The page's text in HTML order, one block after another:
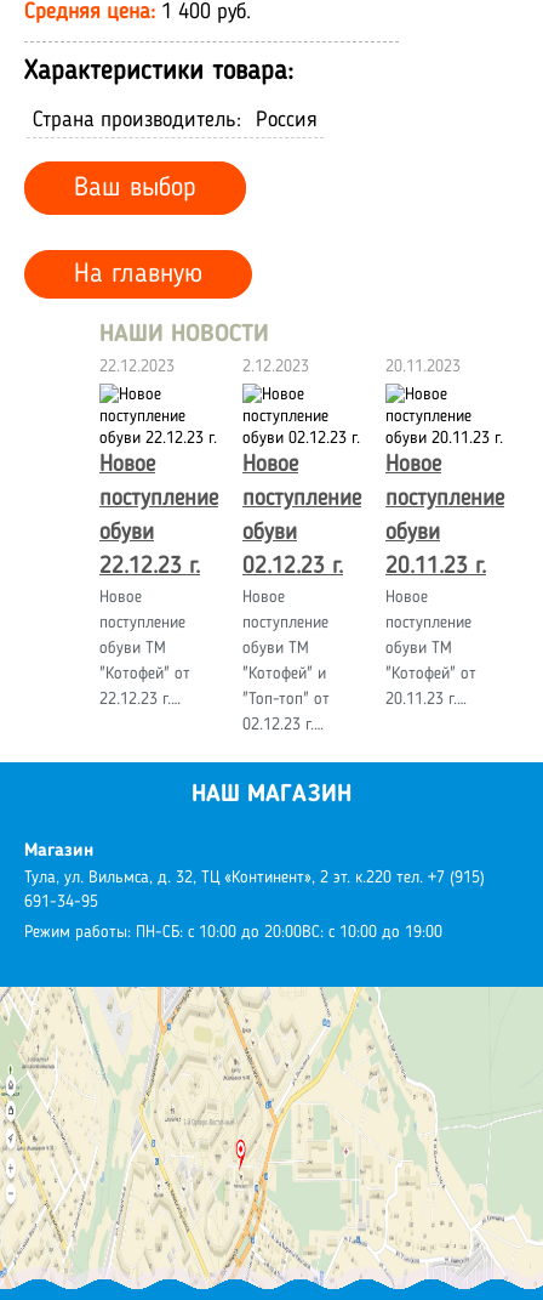
Средняя цена: 1 400 руб.
Характеристики товара:
Страна производитель: Россия
Ваш выбор
На главную
НАШИ НОВОСТИ
22.12.2023
Новое
поступление
обуви
22.12.23 г.
Новое
поступление
обуви ТМ
"Котофей" от
22.12.23 г.…
2.12.2023
Новое
поступление
обуви
02.12.23 г.
Новое
поступление
обуви ТМ
"Котофей" и
"Топ-топ" от
02.12.23 г.…
20.11.2023
Новое
поступление
обуви
20.11.23 г.
Новое
поступление
обуви ТМ
"Котофей" от
20.11.23 г.…
НАШ МАГАЗИН
Магазин
Тула, ул. Вильмса, д. 32, ТЦ «Континент», 2 эт. к.220 тел. +7 (915)
691-34-95
Режим работы: ПН-СБ: с 10:00 до 20:00ВС: с 10:00 до 19:00